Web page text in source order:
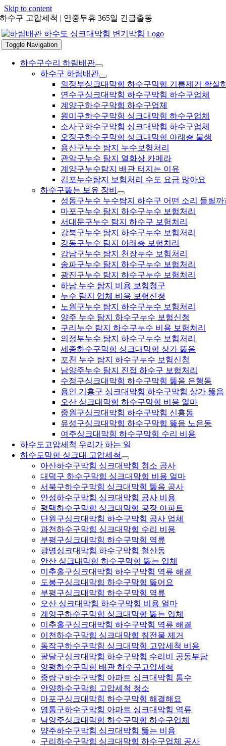
Skip to content
하수구 고압세척 | 연중무휴 365일 긴급출동
Toggle Navigation
하수구수리 하림배관
하수구 하림배관
의정부싱크대막힘 하수구막힘 기름제거 확실
연수구싱크대막힘 하수구막힘 하수구업체
계양구하수구막힘 하수구업체
원미구하수구막힘 싱크대막힘 하수구업체
소사구하수구막힘 싱크대막힘 하수구업체
오정구하수구막힘 싱크대막힘 아래층 물샘
용산구누수 탐지 누수보험처리
관악구누수 탐지 열화상 카메라
계양구누수탐지 배관 터지는 이유
김포누수탐지 보험처리 수도 요금 많아요
하수구뚫는 보유 장비
성동구누수 누수탐지 하수구 어떤 소리 들릴까
마포구누수 탐지 하수구누수 보험처리
서대문구누수 탐지 하수구 보험처리
강북구누수 탐지 하수구누수 보험처리
강동구누수 탐지 아래층 보험처리
강남구누수 탐지 천장누수 보험처리
송파구누수 탐지 하수구누수 보험처리
광진구누수 탐지 하수구누수 보험처리
하남 누수 탐지 비용 보험청구
누수 탐지 업체 비용 보험신청
노원구누수 탐지 하수구누수 보험처리
양주 누수 탐지 하수구누수 보험신청
구리누수 탐지 하수구누수 비용 보험처리
의정부누수 탐지 하수구누수 보험처리
세종하수구막힘 싱크대막힘 상가 뚫음
포천 누수 탐지 하수구누수 보험신청
남양주누수 탐지 진접 하수구 보험처리
수정구싱크대막힘 하수구막힘 뚫음 은행동
용인 기흥구 싱크대막힘 하수구막힘 상가 뚫음
오산 싱크대막힘 하수구막힘 비용 얼마
중원구싱크대막힘 하수구막힘 신흥동
유성구싱크대막힘 하수구막힘 뚫음 노은동
여주싱크대막힘 하수구막힘 수리 비용
하수도고압세척 우리가 하는 일
하수도막힘 싱크대 고압세척
아산하수구막힘 싱크대막힘 청소 공사
대덕구 하수구막힘 싱크대막힘 비용 얼마
서북구하수구막힘 싱크대막힘 뚫음 공사
안성하수구막힘 싱크대막힘 공사 비용
평택하수구막힘 싱크대막힘 공장 아파트
단원구싱크대막힘 하수구막힘 공사 업체
과천하수구막힘 싱크대막힘 수리 비용
부평구싱크대막힘 하수구막힘 역류
광명싱크대막힘 하수구막힘 철산동
안산 싱크대막힘 하수구막힘 뚫는 업체
미추홀구싱크대막힘 하수구막힘 역류 해결
도봉구싱크대막힘 하수구막힘 뚫어요
부평구싱크대막힘 하수구막힘 역류
오산 싱크대막힘 하수구막힘 비용 얼마
계양구하수구막힘 싱크대막힘 뚫는 업체
미추홀구싱크대막힘 하수구막힘 역류 해결
이천하수구막힘 싱크대막힘 침전물 제거
동작구하수구막힘 싱크대막힘 고압세척 비용
팔달구싱크대막힘 하수구막힘 수리비 공동부담
양평하수구막힘 배관 하수구고압세척
중랑구하수구막힘 아파트 싱크대막힘 통수
안양하수구막힘 고압세척 청소
마포구싱크대막힘 하수구막힘 해결해요
영통구하수구막힘 아파트 싱크대막힘 역류
남양주싱크대막힘 하수구막힘 하수구업체
양주하수구막힘 싱크대막힘 뚫는 비용
구리하수구막힘 싱크대막힘 하수구업체 공사